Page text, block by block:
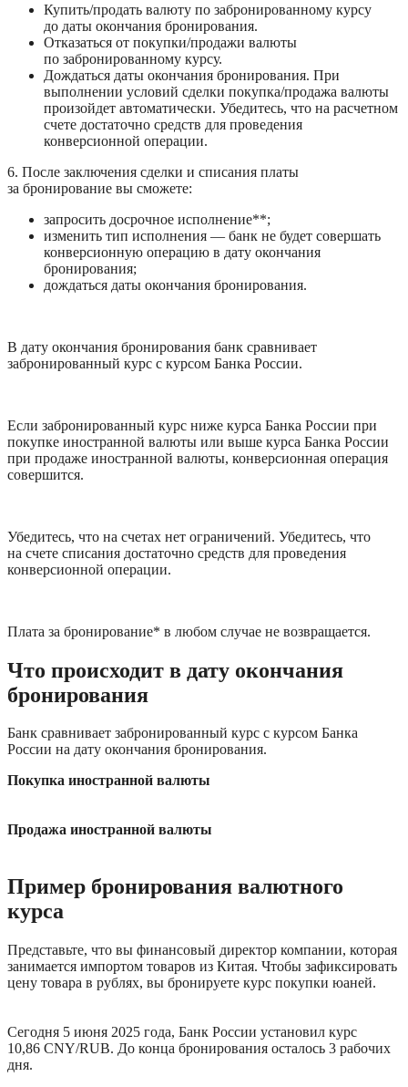
Купить/продать валюту по забронированному курсу
до даты окончания бронирования.
Отказаться от покупки/продажи валюты
по забронированному курсу.
Дождаться даты окончания бронирования. При
выполнении условий сделки покупка/продажа валюты
произойдет автоматически. Убедитесь, что на расчетном
счете достаточно средств для проведения
конверсионной операции.
6. После заключения сделки и списания платы
за бронирование вы сможете:
запросить досрочное исполнение**;
изменить тип исполнения — банк не будет совершать
конверсионную операцию в дату окончания
бронирования;
дождаться даты окончания бронирования.
В дату окончания бронирования банк сравнивает
забронированный курс с курсом Банка России.
Если забронированный курс ниже курса Банка России при
покупке иностранной валюты или выше курса Банка России
при продаже иностранной валюты, конверсионная операция
совершится.
Убедитесь, что на счетах нет ограничений. Убедитесь, что
на счете списания достаточно средств для проведения
конверсионной операции.
Плата за бронирование* в любом случае не возвращается.
Что происходит в дату окончания
бронирования
Банк сравнивает забронированный курс с курсом Банка
России на дату окончания бронирования.
Покупка иностранной валюты
Продажа иностранной валюты
Пример бронирования валютного
курса
Представьте, что вы финансовый директор компании, которая
занимается импортом товаров из Китая. Чтобы зафиксировать
цену товара в рублях, вы бронируете курс покупки юаней.
Сегодня 5 июня 2025 года, Банк России установил курс
10,86 CNY/RUB. До конца бронирования осталось 3 рабочих
дня.